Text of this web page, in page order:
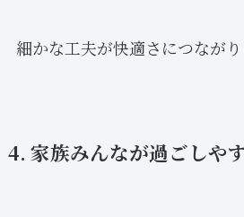
細かな工夫が快適さにつながり
4. 家族みんなが過ごしや